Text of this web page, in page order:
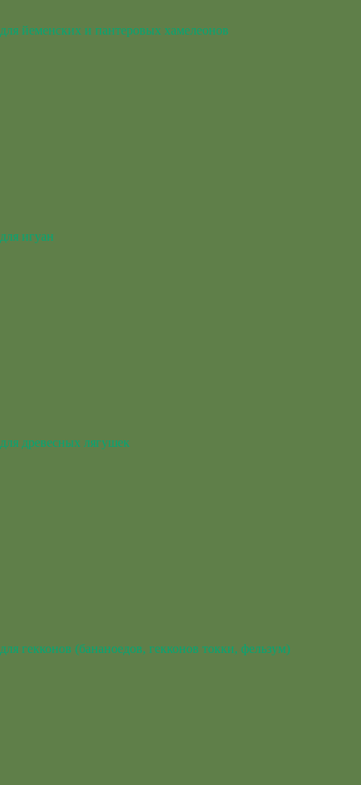
для йеменских и пантеровых хамелеонов
для игуан
для древесных лягушек
для гекконов (бананоедов, гекконов токки, фельзум)